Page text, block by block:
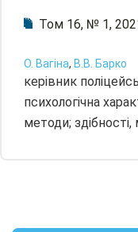
Том 16, № 1,
О. Вагіна, В.В. Барко
керівник
психологічна
методи; здібності,